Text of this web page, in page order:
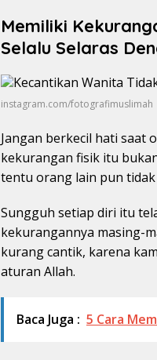
Memiliki
Selalu Selaras
instagram.com/fotografimuslimah
Jangan berkecil hati saat
kekurangan fisik itu
tentu orang lain pun
Sungguh setiap diri itu
kekurangannya masing-
kurang cantik, karena
aturan Allah.
Baca Juga : 5 Cara